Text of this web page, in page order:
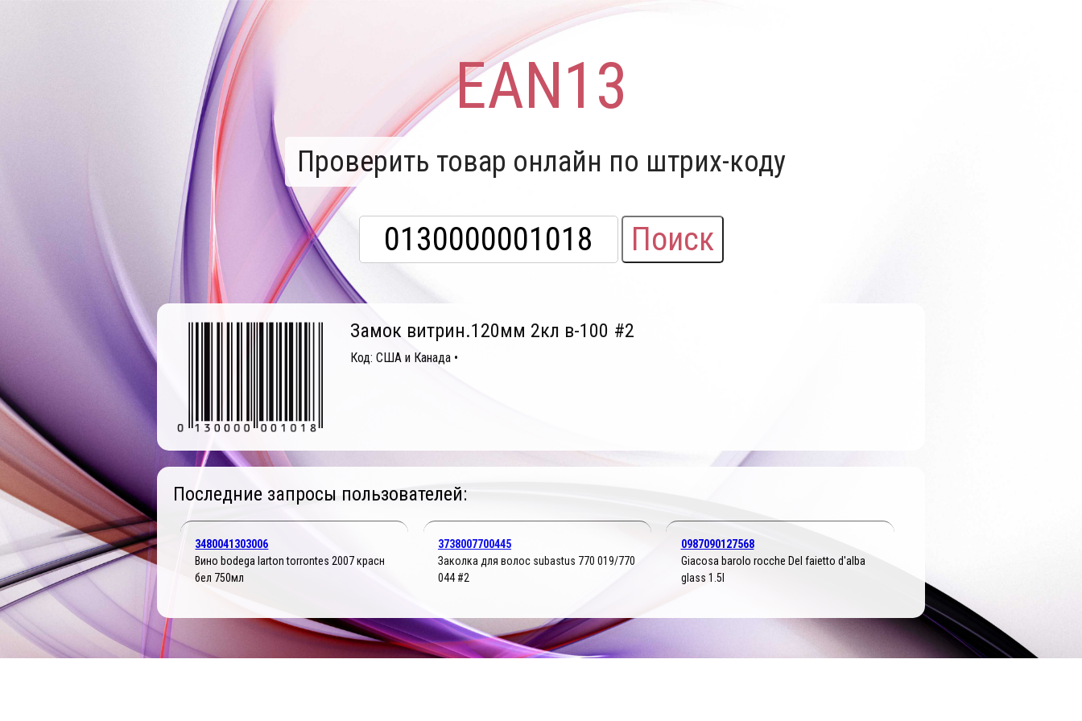
EAN13
Проверить товар онлайн по штрих-коду
Поиск
Замок витрин.120мм 2кл в-100 #2
Код: США и Канада •
Последние запросы пользователей:
3480041303006
Вино bodega larton torrontes 2007 красн
бел 750мл
3738007700445
Заколка для волос subastus 770 019/770
044 #2
0987090127568
Giacosa barolo rocche Del faietto d'alba
glass 1.5l